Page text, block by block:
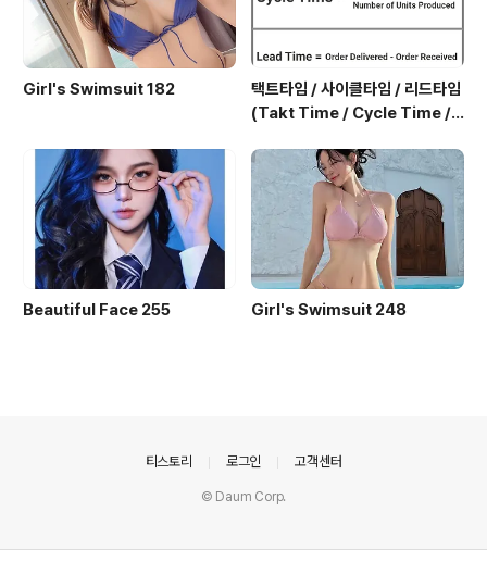
Girl's Swimsuit 182
택트타임 / 사이클타임 / 리드타임
(Takt Time / Cycle Time / L
Beautiful Face 255 Girl's Swimsuit 248
티스토리 로그인 고객센터
© Daum Corp.